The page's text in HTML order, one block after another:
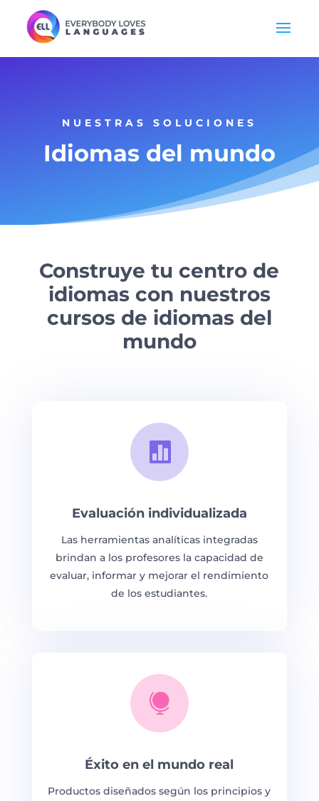
NUESTRAS SOLUCIONES
Idiomas del mundo
Construye tu centro de
idiomas con nuestros
cursos de idiomas del
mundo

Evaluación individualizada
Las herramientas analíticas integradas
brindan a los profesores la capacidad de
evaluar, informar y mejorar el rendimiento
de los estudiantes.

Éxito en el mundo real
Productos diseñados según los principios y